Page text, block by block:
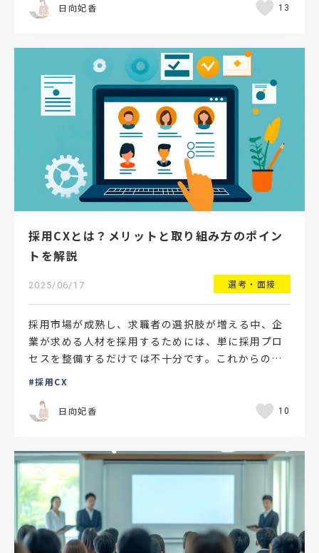
日向妃香 13
採用CXとは？メリットと取り組み方のポイン
トを解説
2025/06/17 選考・面接
採用市場が成熟し、求職者の選択肢が増える中、企
業が求める人材を採用するためには、単に採用プロ
セスを整備するだけでは不十分です。これからの採
用戦略においては、求職者一人ひとりに対して質の
採用CX
日向妃香 10